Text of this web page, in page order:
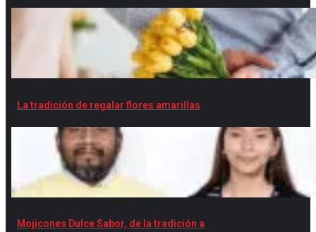
La tradición de regalar flores amarillas
Mojicones Dulce Sabor, de la tradición a